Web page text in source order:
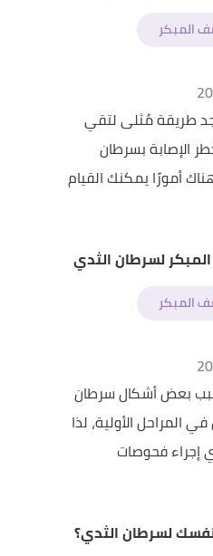
المبكر
طريقة مُثلى لتقي
الإصابة بسرطان
أمورًا يمكنك القيام
لسرطان الثدي
المبكر
بعض أشكال سرطان
المراحل الأولية، لذا
إجراء فحوصات
لسرطان الثدي؟